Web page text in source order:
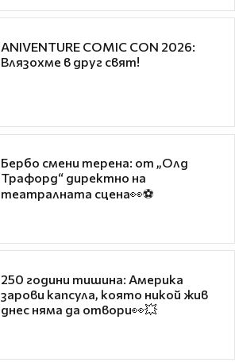
ANIVENTURE COMIC CON 2026:
Влязохме в друг свят!
Бербо смени терена: от „Олд
Трафорд“ директно на
театралната сцена👀⚽
250 години тишина: Америка
зарови капсула, която никой жив
днес няма да отвори👀💥